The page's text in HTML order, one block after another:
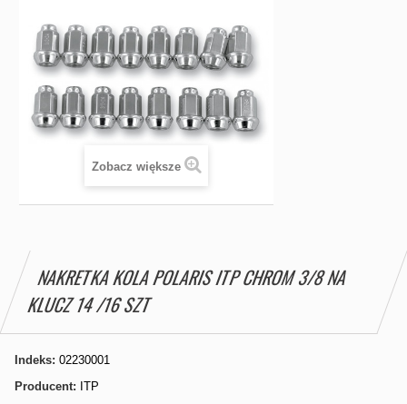
Zobacz większe
NAKRETKA KOLA POLARIS ITP CHROM 3/8 NA
KLUCZ 14 /16 SZT
Indeks: 02230001
Producent: ITP